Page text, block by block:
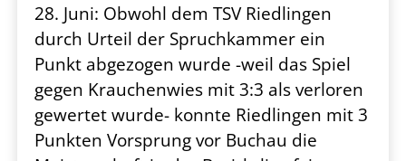
28. Juni: Obwohl dem TSV Riedlingen
durch Urteil der Spruchkammer ein
Punkt abgezogen wurde -weil das Spiel
gegen Krauchenwies mit 3:3 als verloren
gewertet wurde- konnte Riedlingen mit 3
Punkten Vorsprung vor Buchau die